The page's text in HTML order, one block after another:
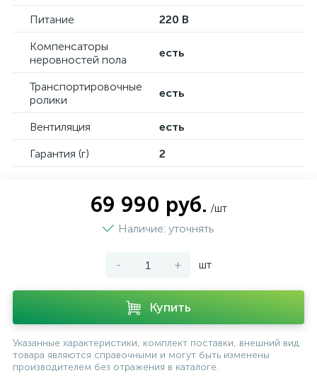
Питание
220 В
Компенсаторы
неровностей пола
есть
Транспортировочные
ролики
есть
Вентиляция
есть
Гарантия (г)
2
69 990 руб. /шт
Наличие: уточнять
- + шт
Купить
Указанные характеристики, комплект поставки, внешний вид
товара являются справочными и могут быть изменены
производителем без отражения в каталоге.